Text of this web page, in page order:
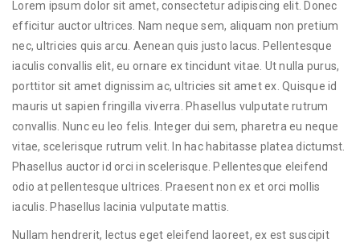
Lorem ipsum dolor sit amet, consectetur adipiscing elit. Donec
efficitur auctor ultrices. Nam neque sem, aliquam non pretium
nec, ultricies quis arcu. Aenean quis justo lacus. Pellentesque
iaculis convallis elit, eu ornare ex tincidunt vitae. Ut nulla purus,
porttitor sit amet dignissim ac, ultricies sit amet ex. Quisque id
mauris ut sapien fringilla viverra. Phasellus vulputate rutrum
convallis. Nunc eu leo felis. Integer dui sem, pharetra eu neque
vitae, scelerisque rutrum velit. In hac habitasse platea dictumst.
Phasellus auctor id orci in scelerisque. Pellentesque eleifend
odio at pellentesque ultrices. Praesent non ex et orci mollis
iaculis. Phasellus lacinia vulputate mattis.
Nullam hendrerit, lectus eget eleifend laoreet, ex est suscipit